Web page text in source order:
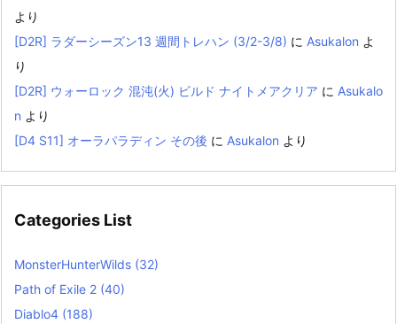
より
[D2R] ラダーシーズン13 週間トレハン (3/2-3/8) に Asukalon よ
り
[D2R] ウォーロック 混沌(火) ビルド ナイトメアクリア に Asukalo
n より
[D4 S11] オーラパラディン その後 に Asukalon より
Categories List
MonsterHunterWilds (32)
Path of Exile 2 (40)
Diablo4 (188)